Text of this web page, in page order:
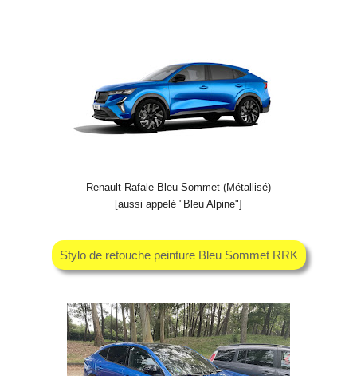
Renault Rafale Bleu Sommet (Métallisé)
[aussi appelé "Bleu Alpine"]
Stylo de retouche peinture Bleu Sommet RRK